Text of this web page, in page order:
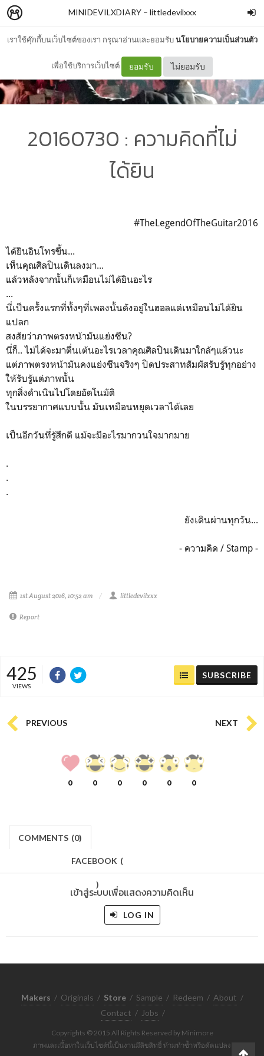
เราใช้คุ๊กกี้บนเว็บไซต์ของเรา กรุณาอ่านและยอมรับนโยบายความเป็นส่วนตัว
เพื่อใช้บริการเว็บไซต์ ยอมรับ ไม่ยอมรับ
MINIDEVILXDIARY– littledevilxxx
20160730 : ความคิดที่ไม่
ได้ยิน
#TheLegendOfTheGuitar2016
ได้ยินอินโทรขึ้น...
เห็นคุณศิลปินเดินลงมา...
แล้วหลังจากนั้นก็เหมือนไม่ได้ยินอะไร
...
นี่เป็นครั้งแรกที่ทั้งๆที่เพลงนั้นดังอยู่ในฮอลแต่เหมือนไม่ได้ยิน
แปลก
สงสัยว่าภาพตรงหน้ามันแย่งซีน?
นี่ก็.. ไม่ได้จะมาตื่นเต้นอะไรเวลาคุณศิลปินเดินมาใกล้ๆแล้วนะ
แต่ภาพตรงหน้ามันคงแย่งซีนจริงๆ ปิดประสาทสัมผัสรับรู้ทุกอย่าง
ให้รับรู้แต่ภาพนั้น
ทุกสิ่งดำเนินไปโดยอัตโนมัติ
ในบรรยากาศแบบนั้น มันเหมือนหยุดเวลาได้เลย
เป็นอีกวันที่รู้สึกดี แม้จะมีอะไรมากวนใจมากมาย
.
.
.
ยังเดินผ่านทุกวัน...
- ความคิด / Stamp -
1st August 2016, 10:52 am littledevilxxx
Report
425
VIEWS
SUBSCRIBE
PREVIOUS NEXT
0 0 0 0 0 0
COMMENTS (0)
FACEBOOK (
)
เข้าสู่ระบบเพื่อแสดงความคิดเห็น
LOG IN
Makers / Originals / Store / Sample / Redeem / About /
Contact / Jobs /
Copyrights © 2015 All Rights Reserved by Minimore
ภาพและเนื้อหาในเว็บไซต์นี้เป็นงานมีลิขสิทธิ์ ห้ามทำซ้ำหรือดัดแปลง